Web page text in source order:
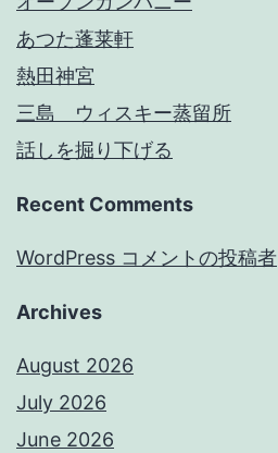
あつた蓬莱軒
熱田神宮
三島 ウィスキー蒸留所
話しを掘り下げる
Recent Comments
WordPress コメントの投稿者
Archives
August 2026
July 2026
June 2026